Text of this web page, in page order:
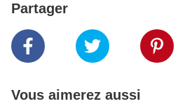
Partager
Vous aimerez aussi